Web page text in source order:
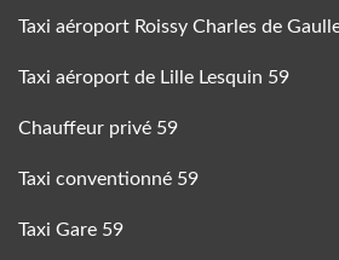
Taxi aéroport Roissy Charles de
Taxi aéroport de Lille Lesquin 59
Chauffeur privé 59
Taxi conventionné 59
Taxi Gare 59